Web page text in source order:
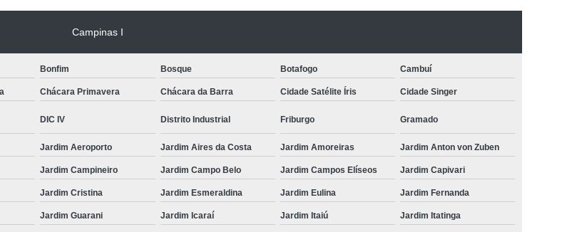
Odonto Veterinário
Odontologia Animal
Odontologia Animal Campinas
Odontologia Animal São Paulo
Odontologia para Cachorros de Médio Porte
Odontologia Veterinária
Odontologia para Animais Domésticos
Odontologia para Animais Exóticos
Odontologia para Animais Silvestres
Odontologia para Cachorros
Odontologia para Cachorros Campinas
Odontologia para Cachorros e Gatos
Odontologia para Cachorros São Paulo
Odontologia para Coelhos
Odontologia para Gatos e Cães
Campinas I
Bonfim Bosque Botafogo Cambuí
Chácara Primavera Chácara da Barra Cidade Satélite Íris Cidade Singer
DIC IV Distrito Industrial Friburgo Gramado
Jardim Aeroporto Jardim Aires da Costa Jardim Amoreiras Jardim Anton von Zuben
Jardim Campineiro Jardim Campo Belo Jardim Campos Elíseos Jardim Capivari
Jardim Cristina Jardim Esmeraldina Jardim Eulina Jardim Fernanda
Jardim Guarani Jardim Icaraí Jardim Itaiú Jardim Itatinga